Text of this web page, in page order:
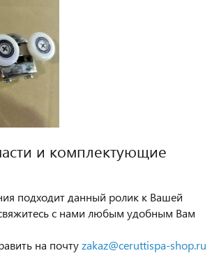
и комплектующие
подходит данный ролик к Вашей
с нами любым удобным Вам
на почтуzakaz@ceruttispa-shop.ru